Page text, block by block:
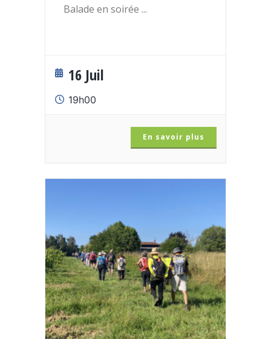
Balade en soirée ...
16 Juil
19h00
En savoir plus